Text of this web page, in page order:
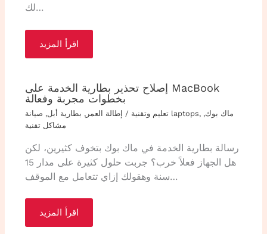
لك…
اقرأ المزيد
إصلاح تحذير بطارية الخدمة على MacBook
بخطوات مجربة وفعالة
تعليم وتقنية / إطالة العمر, بطارية أبل, صيانة laptops, ماك بوك,
مشاكل تقنية
رسالة بطارية الخدمة في ماك بوك بتخوف كثيرين، لكن
هل الجهاز فعلاً خرب؟ جربت حلول كثيرة على مدار 15
سنة وهقولك إزاي تتعامل مع الموقف…
اقرأ المزيد